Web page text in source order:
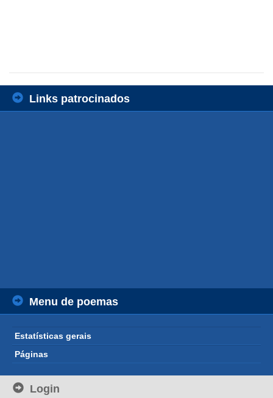
Links patrocinados
Menu de poemas
Estatísticas gerais
Páginas
Login